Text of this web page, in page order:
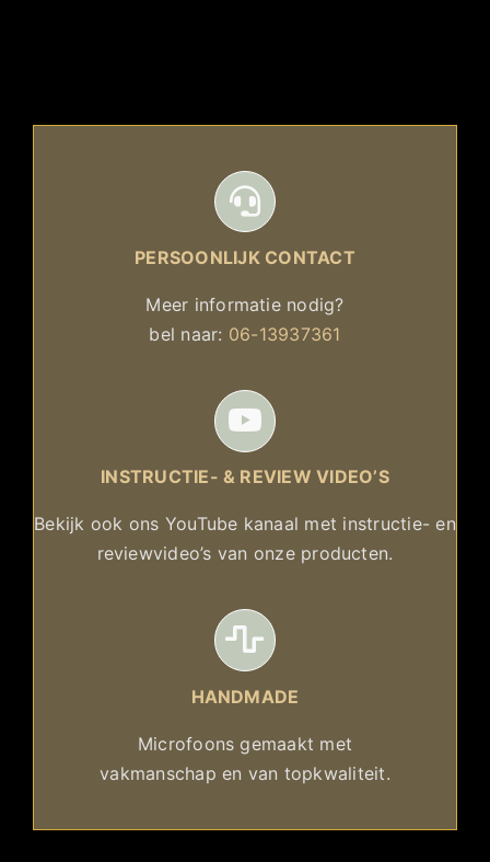
PERSOONLIJK CONTACT
Meer informatie nodig?
bel naar: 06-13937361
INSTRUCTIE- & REVIEW VIDEO’S
Bekijk ook ons YouTube kanaal met instructie- en
reviewvideo’s van onze producten.
HANDMADE
Microfoons gemaakt met
vakmanschap en van topkwaliteit.